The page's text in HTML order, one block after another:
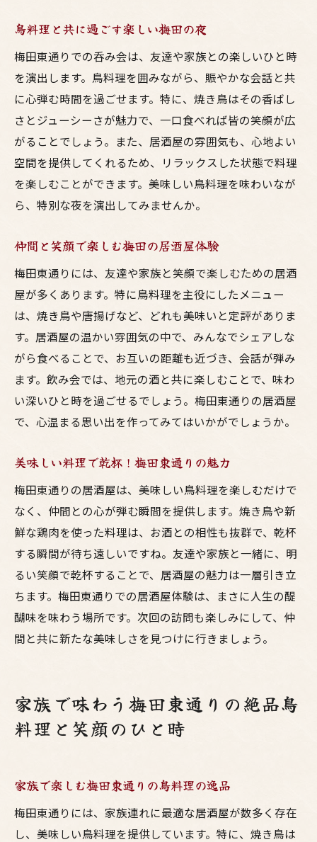
鳥料理と共に過ごす楽しい梅田の夜
梅田東通りでの呑み会は、友達や家族との楽しいひと時
を演出します。鳥料理を囲みながら、賑やかな会話と共
に心弾む時間を過ごせます。特に、焼き鳥はその香ばし
さとジューシーさが魅力で、一口食べれば皆の笑顔が広
がることでしょう。また、居酒屋の雰囲気も、心地よい
空間を提供してくれるため、リラックスした状態で料理
を楽しむことができます。美味しい鳥料理を味わいなが
ら、特別な夜を演出してみませんか。
仲間と笑顔で楽しむ梅田の居酒屋体験
梅田東通りには、友達や家族と笑顔で楽しむための居酒
屋が多くあります。特に鳥料理を主役にしたメニュー
は、焼き鳥や唐揚げなど、どれも美味いと定評がありま
す。居酒屋の温かい雰囲気の中で、みんなでシェアしな
がら食べることで、お互いの距離も近づき、会話が弾み
ます。飲み会では、地元の酒と共に楽しむことで、味わ
い深いひと時を過ごせるでしょう。梅田東通りの居酒屋
で、心温まる思い出を作ってみてはいかがでしょうか。
美味しい料理で乾杯！梅田東通りの魅力
梅田東通りの居酒屋は、美味しい鳥料理を楽しむだけで
なく、仲間との心が弾む瞬間を提供します。焼き鳥や新
鮮な鶏肉を使った料理は、お酒との相性も抜群で、乾杯
する瞬間が待ち遠しいですね。友達や家族と一緒に、明
るい笑顔で乾杯することで、居酒屋の魅力は一層引き立
ちます。梅田東通りでの居酒屋体験は、まさに人生の醍
醐味を味わう場所です。次回の訪問も楽しみにして、仲
間と共に新たな美味しさを見つけに行きましょう。
家族で味わう梅田東通りの絶品鳥
料理と笑顔のひと時
家族で楽しむ梅田東通りの鳥料理の逸品
梅田東通りには、家族連れに最適な居酒屋が数多く存在
し、美味しい鳥料理を提供しています。特に、焼き鳥は